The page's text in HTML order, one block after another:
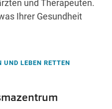
und Therapeuten.
Ihrer Gesundheit
LEBEN RETTEN